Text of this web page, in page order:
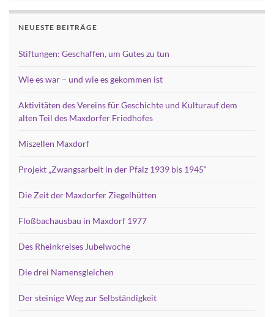
NEUESTE BEITRÄGE
Stiftungen: Geschaffen, um Gutes zu tun
Wie es war – und wie es gekommen ist
Aktivitäten des Vereins für Geschichte und Kulturauf dem
alten Teil des Maxdorfer Friedhofes
Miszellen Maxdorf
Projekt „Zwangsarbeit in der Pfalz 1939 bis 1945“
Die Zeit der Maxdorfer Ziegelhütten
Floßbachausbau in Maxdorf 1977
Des Rheinkreises Jubelwoche
Die drei Namensgleichen
Der steinige Weg zur Selbständigkeit